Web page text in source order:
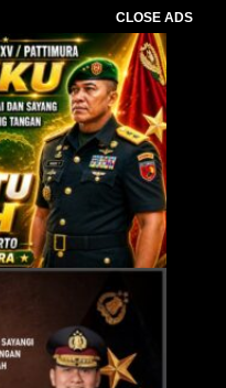
CLOSE ADS